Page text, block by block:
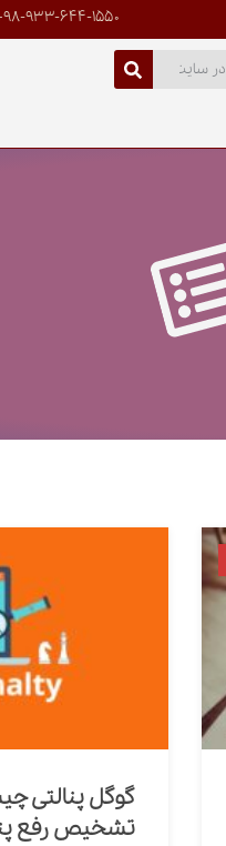
933-644-1550
گوگل پنالتی
تشخیص رفع